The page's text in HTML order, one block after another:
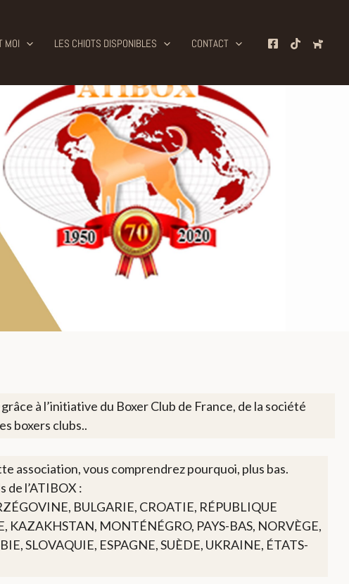
MOI LES CHIOTS DISPONIBLES CONTACT
à l’initiative du Boxer Club de France, de la société
boxers clubs..
association, vous comprendrez pourquoi, plus bas.
de l’ATIBOX :
BULGARIE, CROATIE, RÉPUBLIQUE
KAZAKHSTAN, MONTÉNÉGRO, PAYS-BAS, NORVÈGE,
SLOVAQUIE, ESPAGNE, SUÈDE, UKRAINE, ÉTATS-